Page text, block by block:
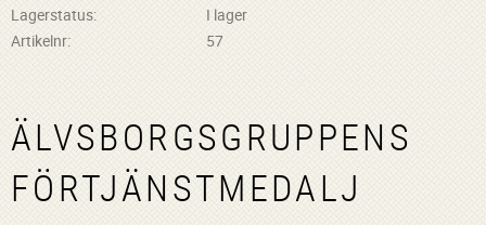
Lagerstatus
I lager
Artikelnr
57
ÄLVSBORGSGRUPPENS
FÖRTJÄNSTMEDALJ